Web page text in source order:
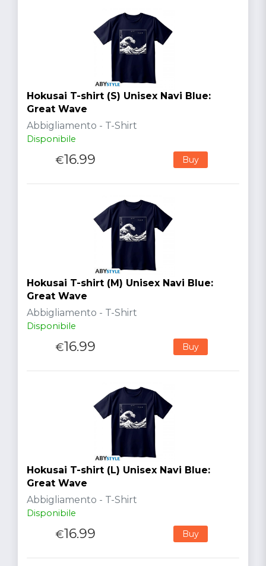
Hokusai T-shirt (S) Unisex Navi Blue:
Great Wave
Abbigliamento - T-Shirt
Disponibile
€16.99 Buy
Hokusai T-shirt (M) Unisex Navi Blue:
Great Wave
Abbigliamento - T-Shirt
Disponibile
€16.99 Buy
Hokusai T-shirt (L) Unisex Navi Blue:
Great Wave
Abbigliamento - T-Shirt
Disponibile
€16.99 Buy